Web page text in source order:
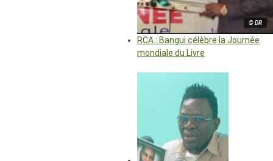
© DR
RCA : Bangui célèbre la Journée
mondiale du Livre